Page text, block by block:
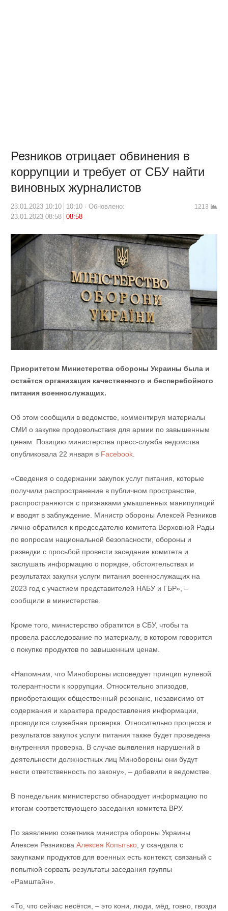
Резников отрицает обвинения в
коррупции и требует от СБУ найти
виновных журналистов
23.01.2023 10:10 10:10
Обновлено:
23.01.2023 08:58
08:58
1213
Приоритетом Министерства обороны Украины была и
остаётся организация качественного и бесперебойного
питания военнослужащих.
Об этом сообщили в ведомстве, комментируя материалы
СМИ о закупке продовольствия для армии по завышенным
ценам. Позицию министерства пресс-служба ведомства
опубликовала 22 января в Facebook.
«Сведения о содержании закупок услуг питания, которые
получили распространение в публичном пространстве,
распространяются с признаками умышленных манипуляций
и вводят в заблуждение. Министр обороны Алексей Резников
лично обратился к председателю комитета Верховной Рады
по вопросам национальной безопасности, обороны и
разведки с просьбой провести заседание комитета и
заслушать информацию о порядке, обстоятельствах и
результатах закупки услуги питания военнослужащих на
2023 год с участием представителей НАБУ и ГБР», –
сообщили в министерстве.
Кроме того, министерство обратится в СБУ, чтобы та
провела расследование по материалу, в котором говорится
о покупке продуктов по завышенным ценам.
«Напомним, что Минобороны исповедует принцип нулевой
толерантности к коррупции. Относительно эпизодов,
приобретающих общественный резонанс, независимо от
содержания и характера предоставления информации,
проводится служебная проверка. Относительно процесса и
результатов закупок услуги питания также будет проведена
внутренняя проверка. В случае выявления нарушений в
деятельности должностных лиц Минобороны они будут
нести ответственность по закону», – добавили в ведомстве.
В понедельник министерство обнародует информацию по
итогам соответствующего заседания комитета ВРУ.
По заявлению советника министра обороны Украины
Алексея Резникова Алексея Копытько, у скандала с
закупками продуктов для военных есть контекст, связаный с
попыткой сорвать результаты заседания группы
«Рамштайн».
«То, что сейчас несётся, – это кони, люди, мёд, говно, гвозди